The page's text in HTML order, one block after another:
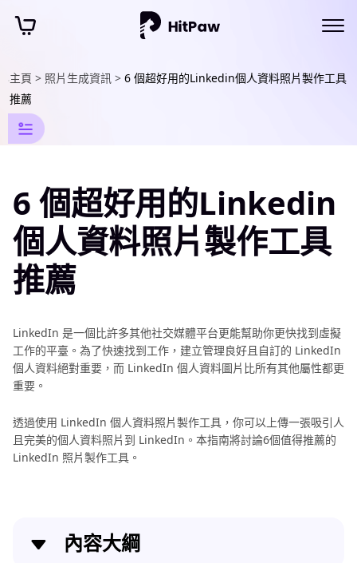
主頁 > 照片生成資訊 > 6 個超好用的Linkedin個人資料照片製作工具
推薦
AI
照
片
資
訊
AI
製
作
指
南
英
國
照
製
作
指
護
照
調
照
片
6 個超好用的Linkedin
個人資料照片製作工具
推薦
LinkedIn 是一個比許多其他社交媒體平台更能幫助你更快找到虛擬
工作的平臺。為了快速找到工作，建立管理良好且自訂的 LinkedIn
個人資料絕對重要，而 LinkedIn 個人資料圖片比所有其他屬性都更
重要。
透過使用 LinkedIn 個人資料照片製作工具，你可以上傳一張吸引人
且完美的個人資料照片到 LinkedIn。本指南將討論6個值得推薦的
LinkedIn 照片製作工具。
內容大綱